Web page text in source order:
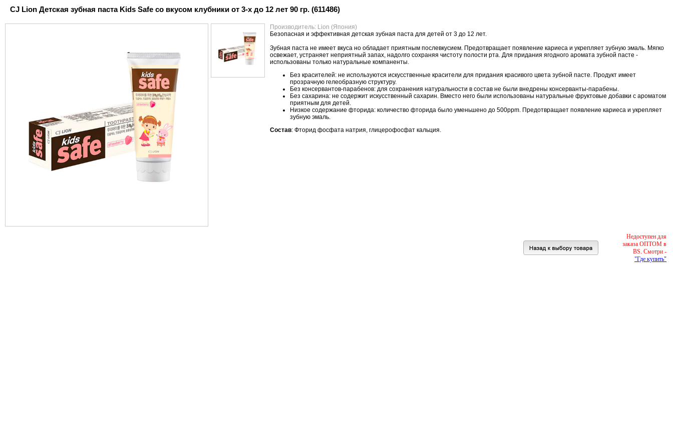
CJ Lion Детская зубная паста Kids Safe со вкусом клубники от 3-х до 12 лет 90 гр. (611486)
Производитель: Lion (Япония)
Безопасная и эффективная детская зубная паста для детей от 3 до 12 лет.
Зубная паста не имеет вкуса но обладает приятным послевкусием. Предотвращает появление кариеса и укрепляет зубную эмаль. Мягко
освежает, устраняет неприятный запах, надолго сохраняя чистоту полости рта. Для придания ягодного аромата зубной пасте -
использованы только натуральные компаненты.
Без красителей: не используются искусственные красители для придания красивого цвета зубной пасте. Продукт имеет
прозрачную гелеобразную структуру.
Без консервантов-парабенов: для сохранения натуральности в состав не были внедрены консерванты-парабены.
Без сахарина: не содержит искусственный сахарин. Вместо него были использованы натуральные фруктовые добавки с ароматом
приятным для детей.
Низкое содержание фторида: количество фторида было уменьшено до 500ppm. Предотвращает появление кариеса и укрепляет
зубную эмаль.
Состав: Фторид фосфата натрия, глицерофосфат кальция.
Недоступен для
заказа ОПТОМ в
BS. Смотри -
"Где купить"